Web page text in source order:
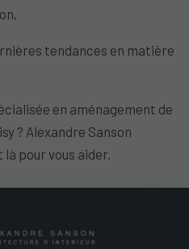
tendances en matière
en aménagement de
? Alexandre Sanson
pour vous aider.